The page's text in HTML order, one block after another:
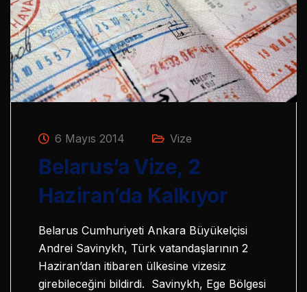
6 Mayıs 2014 Vize
Belarus’a Vize, 2
Haziran’da Kalkıyor
Belarus Cumhuriyeti Ankara Büyükelçisi
Andrei Savinykh, Türk vatandaşlarının 2
Haziran’dan itibaren ülkesine vizesiz
girebileceğini bildirdi. Savinykh, Ege Bölgesi